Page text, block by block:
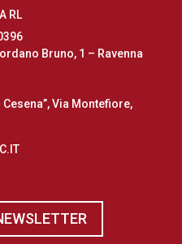
RL
Bruno, 1 – Ravenna
Via Montefiore,